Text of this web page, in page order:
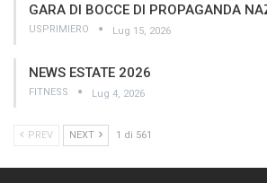
GARA DI BOCCE DI PROPAGANDA
USPRIMIERO Lug 15, 2026
NEWS ESTATE 2026
FITNESS Lug 4, 2026
PREV NEXT 1 di 561